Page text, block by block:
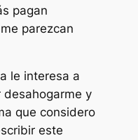
pagan
parezcan
le interesa a
desahogarme y
que considero
este